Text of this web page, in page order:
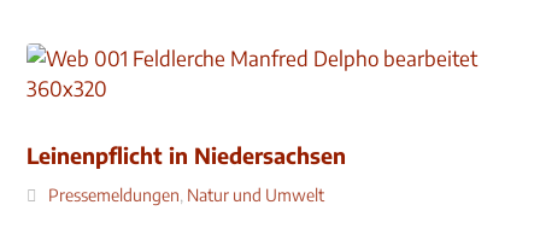
Leinenpflicht in Niedersachsen
Pressemeldungen, Natur und Umwelt